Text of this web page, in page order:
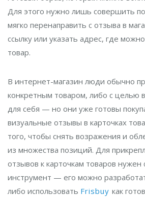
Для этого нужно лишь совершить
мягко перенаправить с отзыва в
ссылку или указать адрес, где
товар.
В интернет-магазин люди обычно
конкретным товаром, либо с целью
для себя — но они уже готовы
визуальные отзывы в карточках
того, чтобы снять возражения и
из множества позиций. Для
отзывов к карточкам товаров
инструмент — его можно
либо использовать Frisbuy как